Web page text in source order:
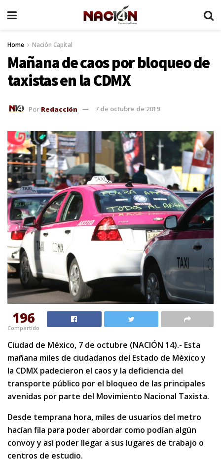
Home Nación Capital
Mañana de caos por bloqueo de
taxistas en la CDMX
Por Redacción 7 de octubre de 2019
196
Compartido
Ciudad de México, 7 de octubre (NACIÓN 14).- Esta
mañana miles de ciudadanos del Estado de México y
la CDMX padecieron el caos y la deficiencia del
transporte público por el bloqueo de las principales
avenidas por parte del Movimiento Nacional Taxista.
Desde temprana hora, miles de usuarios del metro
hacían fila para poder abordar como podían algún
convoy y así poder llegar a sus lugares de trabajo o
centros de estudio.